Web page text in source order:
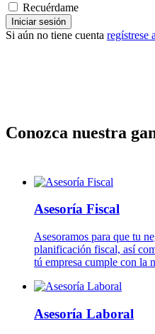
Recuérdame
Iniciar sesión
Si aún no tiene cuenta regístrese
Conozca nuestra
Asesoría Fiscal
Asesoramos para que tu
planificación fiscal, así
tú empresa cumple con la
Asesoría Laboral